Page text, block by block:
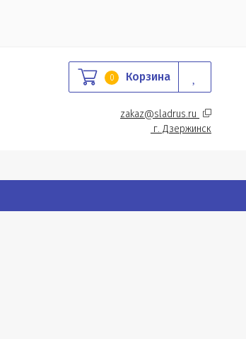
0 Корзина
zakaz@sladrus.ru
г. Дзержинск